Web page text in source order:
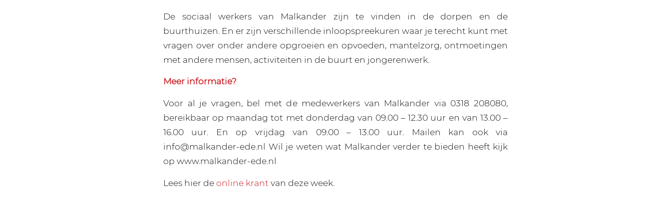
De sociaal werkers van Malkander zijn te vinden in de dorpen en de
buurthuizen. En er zijn verschillende inloopspreekuren waar je terecht kunt met
vragen over onder andere opgroeien en opvoeden, mantelzorg, ontmoetingen
met andere mensen, activiteiten in de buurt en jongerenwerk.
Meer informatie?
Voor al je vragen, bel met de medewerkers van Malkander via 0318 208080,
bereikbaar op maandag tot met donderdag van 09.00 – 12.30 uur en van 13.00 –
16.00 uur. En op vrijdag van 09.00 – 13.00 uur. Mailen kan ook via
info@malkander-ede.nl Wil je weten wat Malkander verder te bieden heeft kijk
op www.malkander-ede.nl
Lees hier deonline krant van deze week.